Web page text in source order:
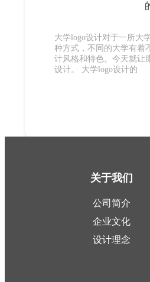
大学logo设计对于一所大
种方式，不同的大学有着
计风格和特色。今天就让
设计。 大学logo设计的
关于我们
公司简介
企业文化
设计理念